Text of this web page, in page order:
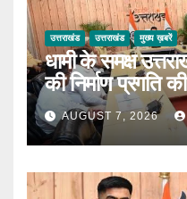
उत्तराखंड उत्तराखंड मुख्य ख़बरें
धामी के समक्ष
की निर्माण प्रगति
AUGUST 7, 2026